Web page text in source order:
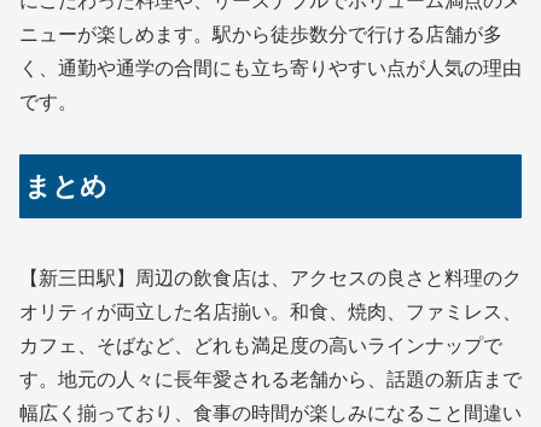
ニューが楽しめます。駅から徒歩数分で行ける店舗が多
く、通勤や通学の合間にも立ち寄りやすい点が人気の理由
です。
まとめ
【新三田駅】周辺の飲食店は、アクセスの良さと料理のク
オリティが両立した名店揃い。和食、焼肉、ファミレス、
カフェ、そばなど、どれも満足度の高いラインナップで
す。地元の人々に長年愛される老舗から、話題の新店まで
幅広く揃っており、食事の時間が楽しみになること間違い